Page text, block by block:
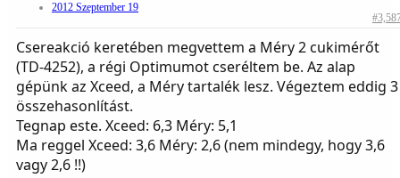
2012 Szeptember 19
Csereakció keretében megvettem a Méry 2 cukimérőt
(TD-4252), a régi Optimumot cseréltem be. Az alap
gépünk az Xceed, a Méry tartalék lesz. Végeztem eddig 3
összehasonlítást.
Tegnap este. Xceed: 6,3 Méry: 5,1
Ma reggel Xceed: 3,6 Méry: 2,6 (nem mindegy, hogy 3,6
vagy 2,6 !!)